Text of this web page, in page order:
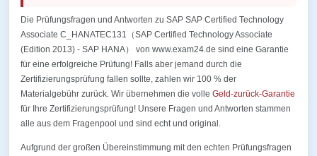
Die Prüfungsfragen und Antworten zu SAP SAP Certified Technology
Associate C_HANATEC131（SAP Certified Technology Associate
(Edition 2013) - SAP HANA） von www.exam24.de sind eine Garantie
für eine erfolgreiche Prüfung! Falls aber jemand durch die
Zertifizierungsprüfung fallen sollte, zahlen wir 100 % der
Materialgebühr zurück. Wir übernehmen die volle Geld-zurück-Garantie
für Ihre Zertifizierungsprüfung! Unsere Fragen und Antworten stammen
alle aus dem Fragenpool und sind echt und original.
Aufgrund der großen Übereinstimmung mit den echten Prüfungsfragen